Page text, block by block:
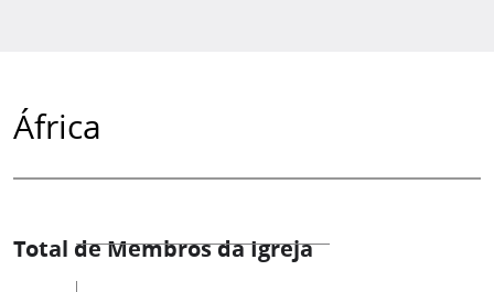
África
Total de Membros da Igreja